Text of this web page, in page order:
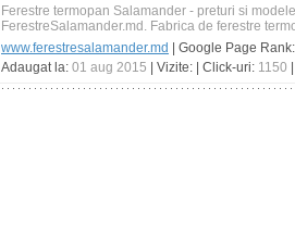
Ferestre termopan Salamander - preturi si
FerestreSalamander.md. Fabrica de ferestre
www.ferestresalamander.md
| Google Page Rank:
Adaugat la: 01 aug 2015 | Vizite: | Click-uri: 1150